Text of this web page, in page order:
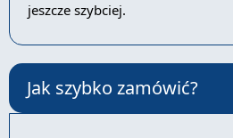
jeszcze szybciej.
Jak szybko zamówić?